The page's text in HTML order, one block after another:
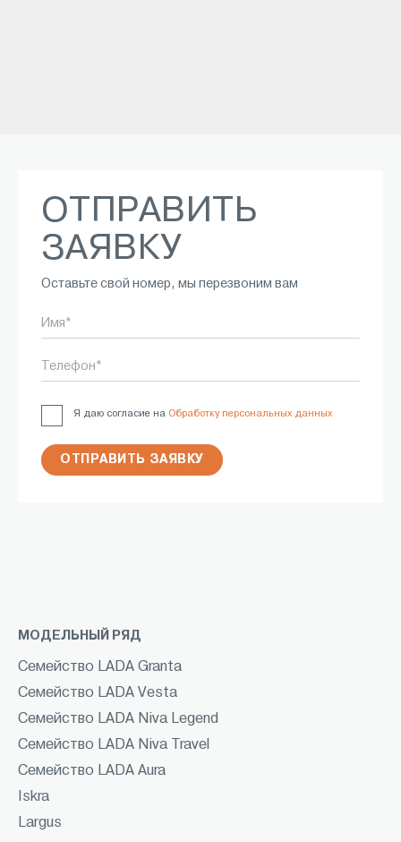
ОТПРАВИТЬ
ЗАЯВКУ
Оставьте свой номер, мы перезвоним вам
Имя*
Телефон*
Я даю согласие на Обработку персональных данных
ОТПРАВИТЬ ЗАЯВКУ
МОДЕЛЬНЫЙ РЯД
Семейство LADA Granta
Семейство LADA Vesta
Семейство LADA Niva Legend
Семейство LADA Niva Travel
Семейство LADA Aura
Iskra
Largus